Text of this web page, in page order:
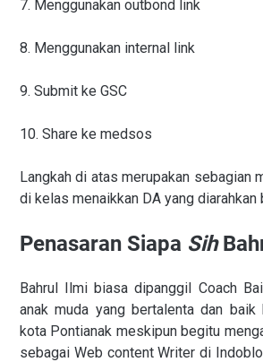
7. Menggunakan outbond link
8. Menggunakan internal link
9. Submit ke GSC
10. Share ke medsos
Langkah di atas merupakan sebagian
di kelas menaikkan DA yang diarahkan
Penasaran Siapa Sih
Bahrul Ilmi biasa dipanggil Coach
anak muda yang bertalenta dan
kota Pontianak meskipun begitu
sebagai Web content Writer di